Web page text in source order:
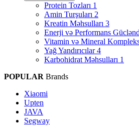
Protein Tozları 1
Amin Turşuları 2
Kreatin Məhsulları 3
Enerji və Performans
Vitamin və Mineral
Yağ Yandırıcılar 4
Karbohidrat Məhsulları 1
POPULAR Brands
Xiaomi
Upten
JAVA
Segway